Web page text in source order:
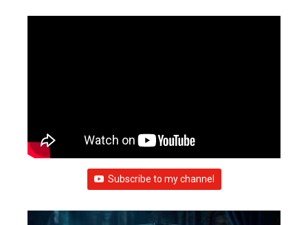
Subscribe to my channel